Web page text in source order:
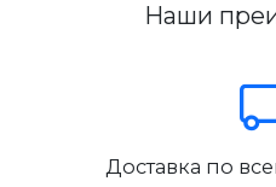
Наши
Доставка по